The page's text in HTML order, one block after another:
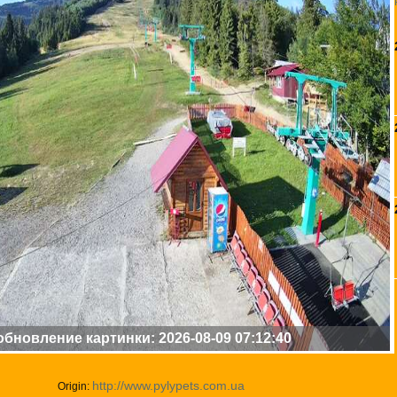
картинки: 2026-08-09 07:12:40
Origin: http://www.pylypets.com.ua